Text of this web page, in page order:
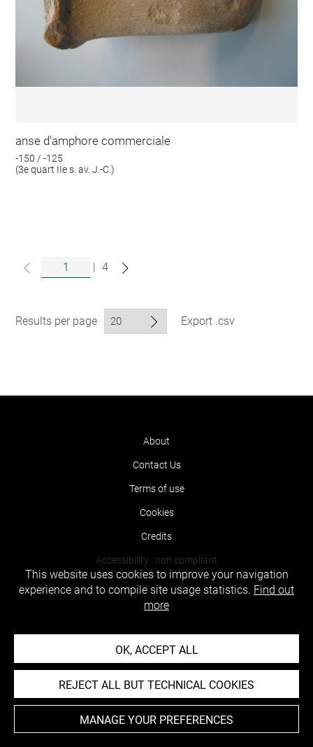
anse d'amphore commerciale
-150 / -125
(3e quart IIe s. av. J.-C.)
4
Results per page Export .csv
About
Contact Us
Terms of use
Cookies
Credits
Accessibility : non compliant
This website uses cookies to improve your navigation
experience and to compile site usage statistics. Find out
more
OK, ACCEPT ALL
REJECT ALL BUT TECHNICAL COOKIES
MANAGE YOUR PREFERENCES